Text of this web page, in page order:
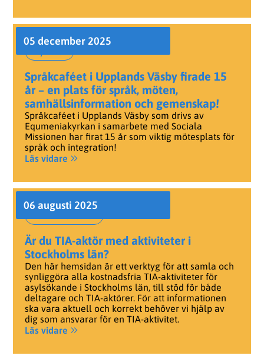
05 december 2025
Språkcaféet i Upplands Väsby firade 15
år – en plats för språk, möten,
samhällsinformation och gemenskap!
Språkcaféet i Upplands Väsby som drivs av
Equmeniakyrkan i samarbete med Sociala
Missionen har firat 15 år som viktig mötesplats för
språk och integration!
Läs vidare
06 augusti 2025
Är du TIA-aktör med aktiviteter i
Stockholms län?
Den här hemsidan är ett verktyg för att samla och
synliggöra alla kostnadsfria TIA-aktiviteter för
asylsökande i Stockholms län, till stöd för både
deltagare och TIA-aktörer. För att informationen
ska vara aktuell och korrekt behöver vi hjälp av
dig som ansvarar för en TIA-aktivitet.
Läs vidare